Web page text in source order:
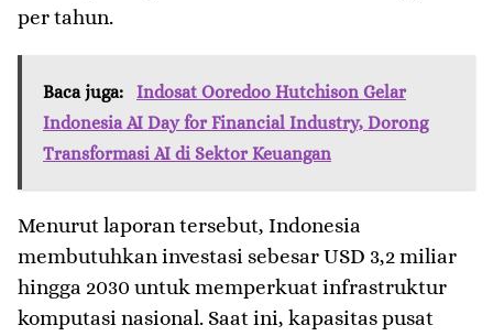
per tahun.
Baca juga:
Indosat Ooredoo Hutchison Gelar
Indonesia AI Day for Financial Industry, Dorong
Transformasi AI di Sektor Keuangan
Menurut laporan tersebut, Indonesia
membutuhkan investasi sebesar USD 3,2 miliar
hingga 2030 untuk memperkuat infrastruktur
komputasi nasional. Saat ini, kapasitas pusat